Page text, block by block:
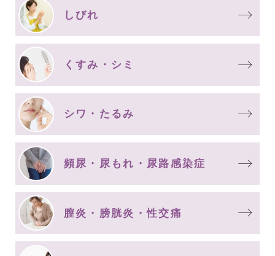
しびれ
くすみ・シミ
シワ・たるみ
頻尿・尿もれ・尿路感染症
膣炎・膀胱炎・性交痛